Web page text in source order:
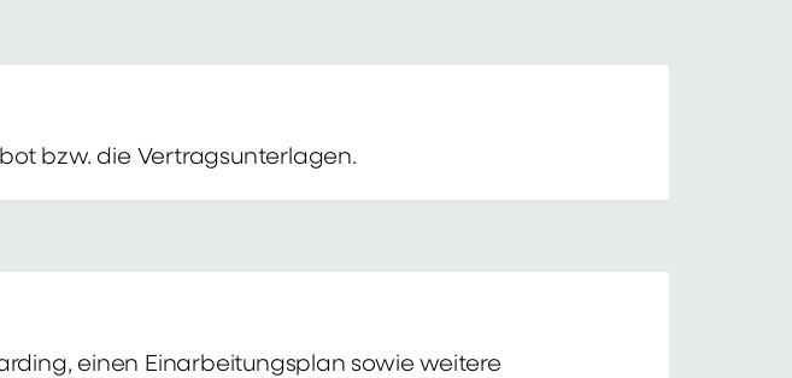
bzw. die Vertragsunterlagen.
einen Einarbeitungsplan sowie weitere